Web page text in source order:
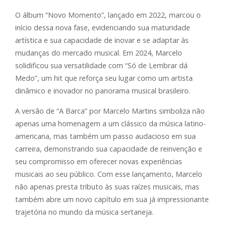
O álbum “Novo Momento”, lançado em 2022, marcou o
início dessa nova fase, evidenciando sua maturidade
artística e sua capacidade de inovar e se adaptar às
mudanças do mercado musical. Em 2024, Marcelo
solidificou sua versatilidade com “Só de Lembrar dá
Medo”, um hit que reforça seu lugar como um artista
dinâmico e inovador no panorama musical brasileiro.
A versão de “A Barca” por Marcelo Martins simboliza não
apenas uma homenagem a um clássico da música latino-
americana, mas também um passo audacioso em sua
carreira, demonstrando sua capacidade de reinvenção e
seu compromisso em oferecer novas experiências
musicais ao seu público. Com esse lançamento, Marcelo
não apenas presta tributo às suas raízes musicais, mas
também abre um novo capítulo em sua já impressionante
trajetória no mundo da música sertaneja.